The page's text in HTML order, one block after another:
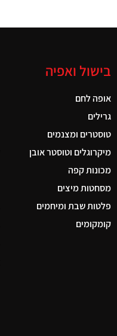
בישול ואפיה
אופה לחם
גרילים
טוסטרים ומצנמים
מיקרוגלים וטוסטר אובן
מכונות קפה
מסחטות מיצים
פלטות שבת ומיחמים
קומקומים